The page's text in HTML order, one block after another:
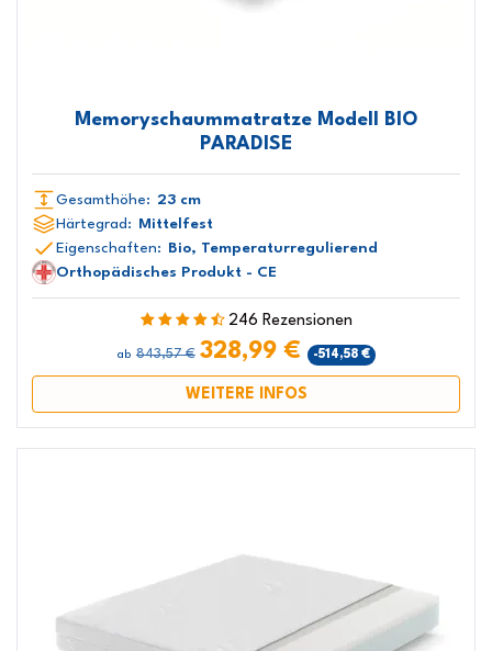
Memoryschaummatratze Modell BIO
PARADISE
Gesamthöhe: 23 cm
Härtegrad: Mittelfest
Eigenschaften: Bio, Temperaturregulierend
Orthopädisches Produkt - CE
246 Rezensionen
ab 843,57 € 328,99 € -514,58 €
WEITERE INFOS